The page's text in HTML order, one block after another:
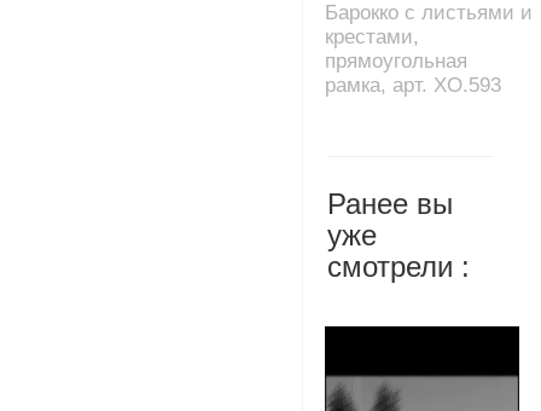
Барокко с листьями и
крестами,
прямоугольная
рамка, арт. XO.593
Ранее вы
уже
смотрели :